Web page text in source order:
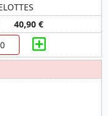
40,90 €